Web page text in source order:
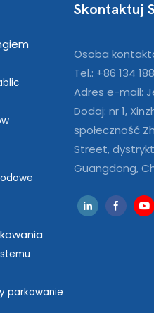
parkowanie
Skontaktuj
Osoba
Tel.: +86 134
Adres e-mail:
Dodaj: nr 1,
społeczność
Street,
Guangdong,